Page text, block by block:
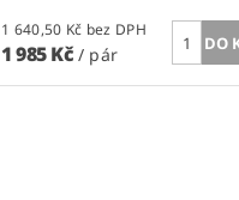
1 640,50 Kč bez DPH
1 985 Kč / pár